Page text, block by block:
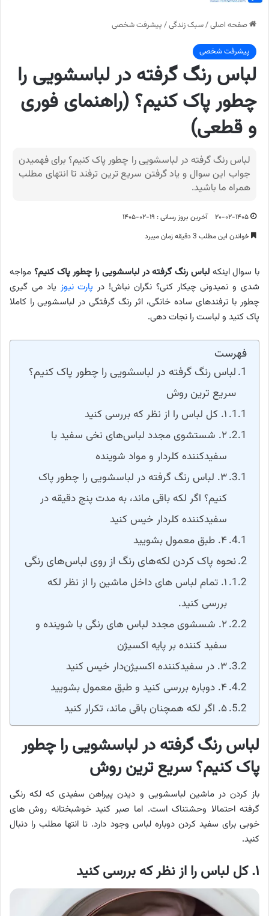
صفحه اصلی/سبک زندگی/ پیشرفت شخصی
پیشرفت شخصی
لباس رنگ گرفته در لباسشویی را
چطور پاک کنیم؟ (راهنمای فوری
و قطعی)
لباس رنگ گرفته در لباسشویی را چطور پاک کنیم؟ برای فهمیدن
جواب این سوال و یاد گرفتن سریع ترین ترفند تا انتهای مطلب
همراه ما باشید.
۲۰-۰۲-۱۴۰۵
آخرین بروز رسانی : ۱۹-۰۲-۱۴۰۵
خواندن این مطلب 3 دقیقه زمان میبرد
با سوال اینکهلباس رنگ گرفته در لباسشویی را چطور پاک کنیم؟ مواجه
شدی و نمیدونی چیکار کنی؟ نگران نباش! در پارت نیوز یاد می گیری
چطور با ترفندهای ساده خانگی، اثر رنگ گرفتگی در لباسشویی را کاملا
پاک کنید و لباست را نجات دهی.
فهرست
لباس رنگ گرفته در لباسشویی را چطور پاک کنیم؟
سریع ترین روش
۱. کل لباس را از نظر که بررسی کنید
۲. شستشوی مجدد لباس‌های نخی سفید با
سفیدکننده کلردار و مواد شوینده
۳. لباس رنگ گرفته در لباسشویی را چطور پاک
کنیم؟ اگر لکه باقی ماند، به مدت پنج دقیقه در
سفیدکننده کلردار خیس کنید
۴. طبق معمول بشویید
نحوه پاک کردن لکه‌های رنگ از روی لباس‌های رنگی
۱. تمام لباس های داخل ماشین را از نظر لکه
بررسی کنید.
۲. شسشوی مجدد لباس های رنگی با شوینده و
سفید کننده بر پایه اکسیژن
۳. در سفیدکننده اکسیژن‌دار خیس کنید
۴. دوباره بررسی کنید و طبق معمول بشویید
۵. اگر لکه همچنان باقی ماند، تکرار کنید
لباس رنگ گرفته در لباسشویی را چطور
پاک کنیم؟ سریع ترین روش
باز کردن در ماشین لباسشویی و دیدن پیراهن سفیدی که لکه رنگی
گرفته احتمالا وحشتناک است. اما صبر کنید خوشبختانه روش های
خوبی برای سفید کردن دوباره لباس وجود دارد. تا انتها مطلب را دنبال
کنید.
۱. کل لباس را از نظر که بررسی کنید